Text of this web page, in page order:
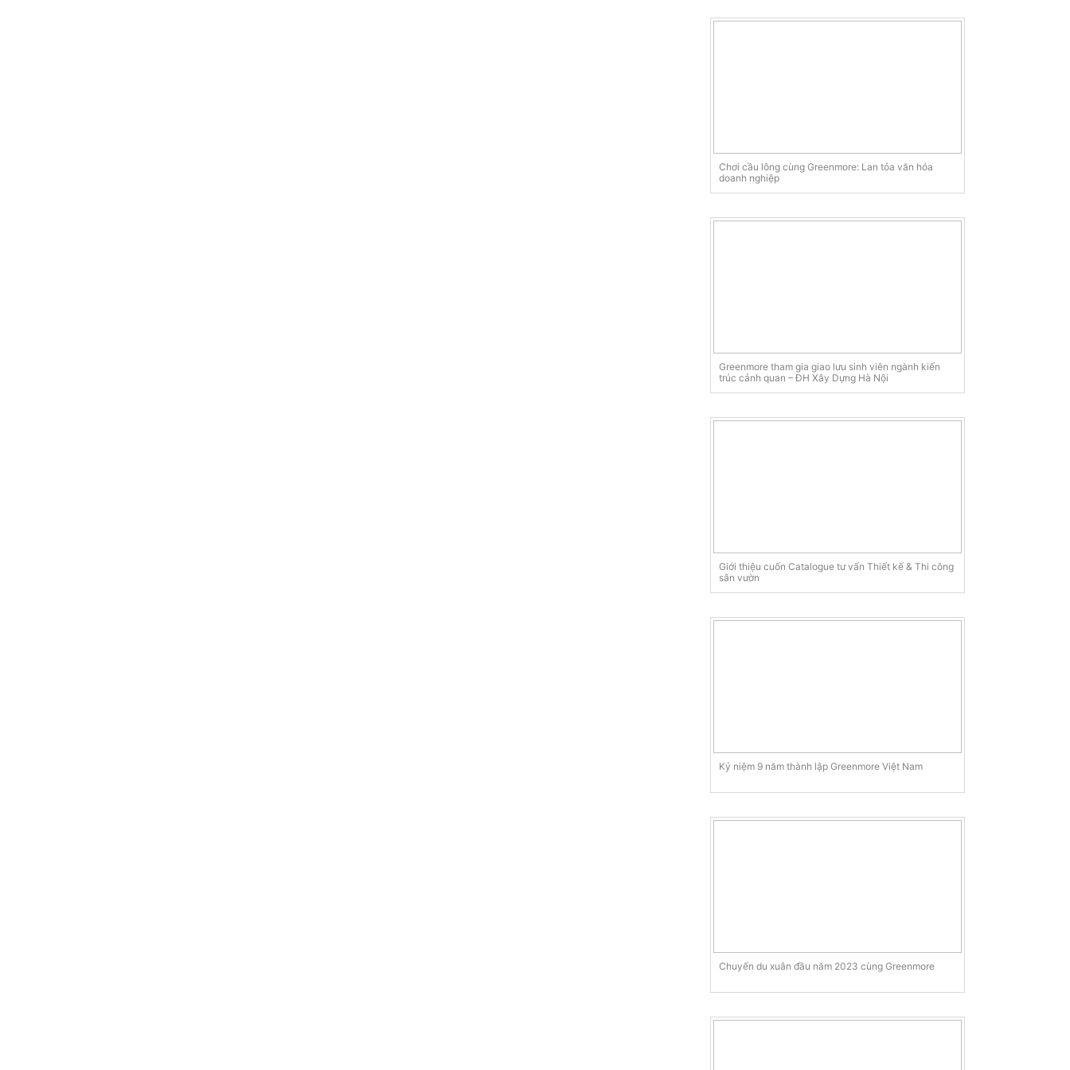
Chơi cầu lông cùng Greenmore: Lan tỏa văn hóa
doanh nghiệp
Greenmore tham gia giao lưu sinh viên ngành kiến
trúc cảnh quan – ĐH Xây Dựng Hà Nội
Giới thiệu cuốn Catalogue tư vấn Thiết kế & Thi công
sân vườn
Kỷ niệm 9 năm thành lập Greenmore Việt Nam
Chuyến du xuân đầu năm 2023 cùng Greenmore